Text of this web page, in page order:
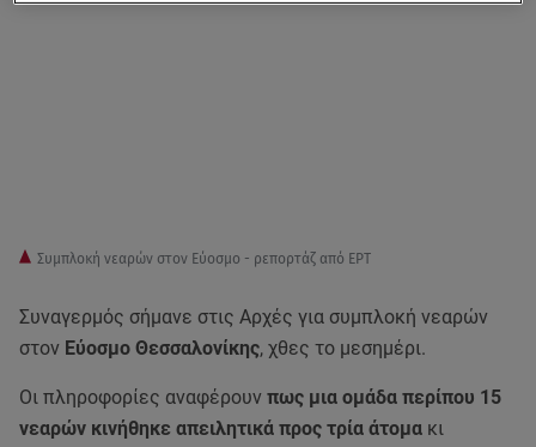
Συμπλοκή νεαρών στον Εύοσμο - ρεπορτάζ από ΕΡΤ
Συναγερμός σήμανε στις Αρχές για συμπλοκή νεαρών
στον Εύοσμο Θεσσαλονίκης, χθες το μεσημέρι.
Οι πληροφορίες αναφέρουν πως μια ομάδα περίπου 15
νεαρών κινήθηκε απειλητικά προς τρία άτομα κι